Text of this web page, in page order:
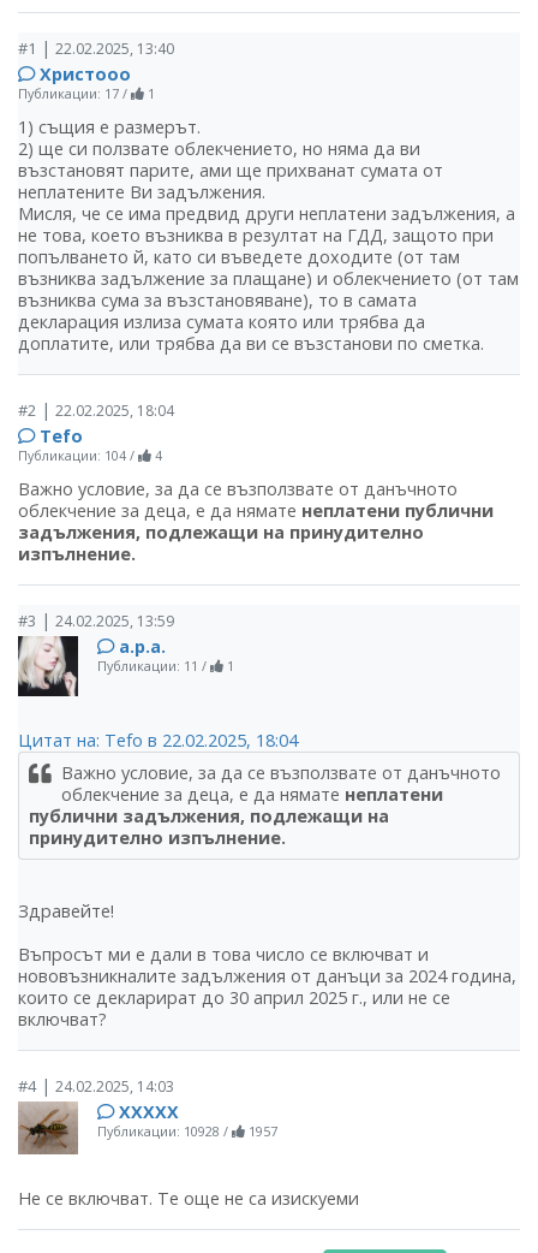
#1 | 22.02.2025, 13:40
Христооо
Публикации: 17 / 1
1) същия е размерът.
2) ще си ползвате облекчението, но няма да ви
възстановят парите, ами ще прихванат сумата от
неплатените Ви задължения.
Мисля, че се има предвид други неплатени задължения, а
не това, което възниква в резултат на ГДД, защото при
попълването й, като си въведете доходите (от там
възниква задължение за плащане) и облекчението (от там
възниква сума за възстановяване), то в самата
декларация излиза сумата която или трябва да
доплатите, или трябва да ви се възстанови по сметка.
#2 | 22.02.2025, 18:04
Tefo
Публикации: 104 / 4
Важно условие, за да се възползвате от данъчното
облекчение за деца, е да нямате неплатени публични
задължения, подлежащи на принудително
изпълнение.
#3 | 24.02.2025, 13:59
a.p.a.
Публикации: 11 / 1
Цитат на: Tefo в 22.02.2025, 18:04
Важно условие, за да се възползвате от данъчното
облекчение за деца, е да нямате неплатени
публични задължения, подлежащи на
принудително изпълнение.
Здравейте!
Въпросът ми е дали в това число се включват и
нововъзникналите задължения от данъци за 2024 година,
които се декларират до 30 април 2025 г., или не се
включват?
#4| 24.02.2025, 14:03
ХХХХХ
Публикации: 10928 / 1957
Не се включват. Те още не са изискуеми